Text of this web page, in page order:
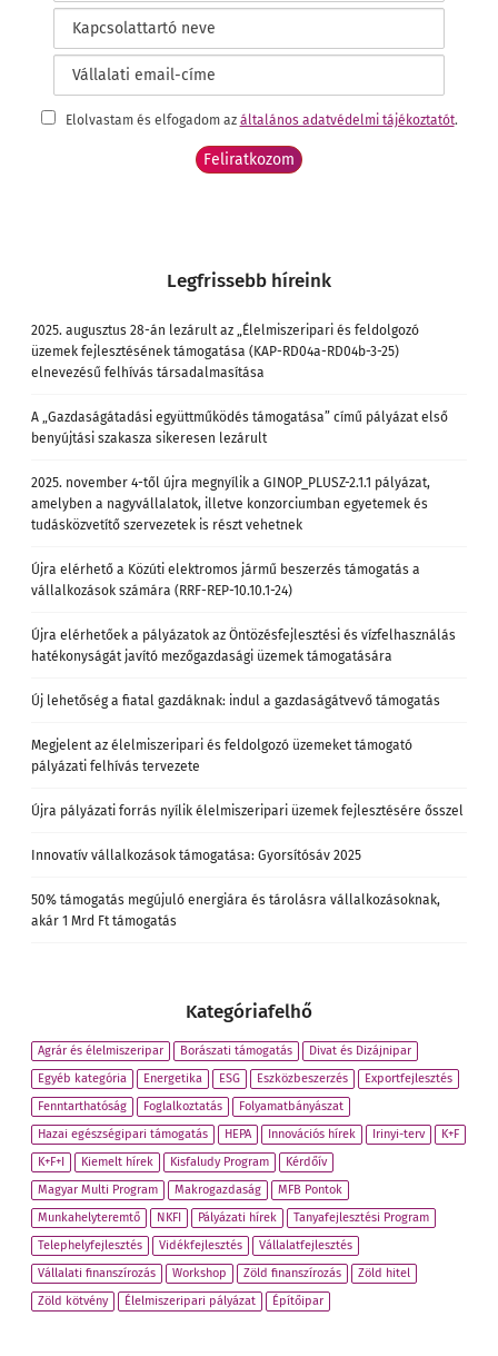
Elolvastam és elfogadom az általános adatvédelmi tájékoztatót.
Legfrissebb híreink
2025. augusztus 28-án lezárult az „Élelmiszeripari és feldolgozó
üzemek fejlesztésének támogatása (KAP-RD04a-RD04b-3-25)
elnevezésű felhívás társadalmasítása
A „Gazdaságátadási együttműködés támogatása” című pályázat első
benyújtási szakasza sikeresen lezárult
2025. november 4-től újra megnyílik a GINOP_PLUSZ-2.1.1 pályázat,
amelyben a nagyvállalatok, illetve konzorciumban egyetemek és
tudásközvetítő szervezetek is részt vehetnek
Újra elérhető a Közúti elektromos jármű beszerzés támogatás a
vállalkozások számára (RRF-REP-10.10.1-24)
Újra elérhetőek a pályázatok az Öntözésfejlesztési és vízfelhasználás
hatékonyságát javító mezőgazdasági üzemek támogatására
Új lehetőség a fiatal gazdáknak: indul a gazdaságátvevő támogatás
Megjelent az élelmiszeripari és feldolgozó üzemeket támogató
pályázati felhívás tervezete
Újra pályázati forrás nyílik élelmiszeripari üzemek fejlesztésére ősszel
Innovatív vállalkozások támogatása: Gyorsítósáv 2025
50% támogatás megújuló energiára és tárolásra vállalkozásoknak,
akár 1 Mrd Ft támogatás
Kategóriafelhő
Agrár és élelmiszeripar Borászati támogatás
Divat és Dizájnipar
Egyéb kategória
Energetika ESG Eszközbeszerzés
Exportfejlesztés
Fenntarthatóság
Foglalkoztatás
Folyamatbányászat
Hazai egészségipari támogatás
HEPA Innovációs hírek Irinyi-terv
K+F
K+F+I
Kiemelt hírek Kisfaludy Program
Kérdőív
Magyar Multi Program
Makrogazdaság
MFB Pontok
Munkahelyteremtő
NKFI Pályázati hírek
Tanyafejlesztési Program
Telephelyfejlesztés
Vidékfejlesztés
Vállalatfejlesztés
Vállalati finanszírozás
Workshop Zöld finanszírozás
Zöld hitel
Zöld kötvény
Élelmiszeripari pályázat Építőipar